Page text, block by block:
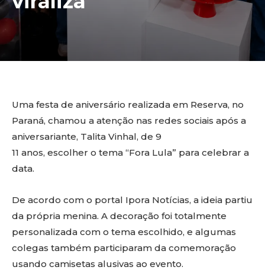
Uma festa de aniversário realizada em Reserva, no
Paraná, chamou a atenção nas redes sociais após a
aniversariante, Talita Vinhal, de 9
11 anos, escolher o tema “Fora Lula” para celebrar a
data.
De acordo com o portal Ipora Notícias, a ideia partiu
da própria menina. A decoração foi totalmente
personalizada com o tema escolhido, e algumas
colegas também participaram da comemoração
usando camisetas alusivas ao evento.